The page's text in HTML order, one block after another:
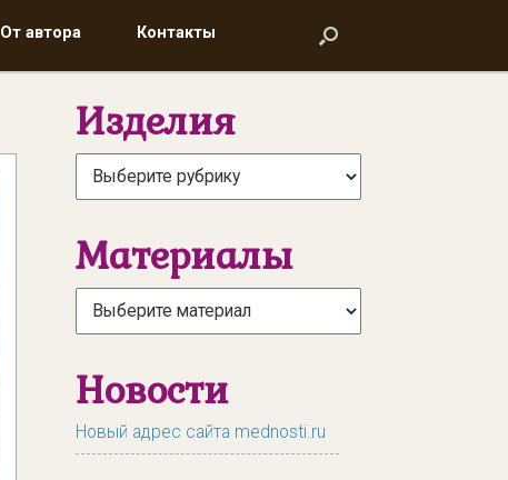
От автора Контакты
От автора Контакты
Изделия
Материалы
Новости
Новый адрес сайта mednosti.ru